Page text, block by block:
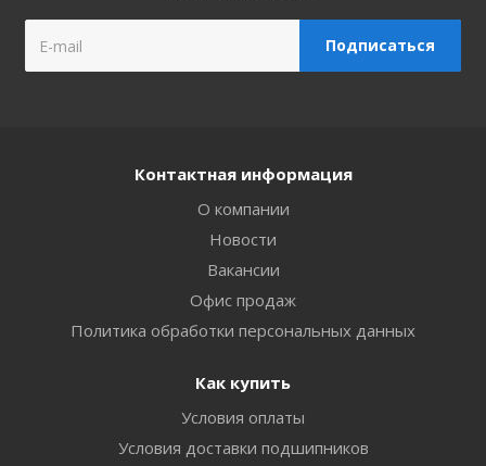
Контактная информация
О компании
Новости
Вакансии
Офис продаж
Политика обработки персональных данных
Как купить
Условия оплаты
Условия доставки подшипников